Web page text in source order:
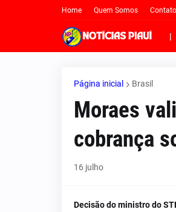
Home Quem Somos
|
Página inicial Brasil
Moraes
cobrança
16 julho
Decisão do ministro do